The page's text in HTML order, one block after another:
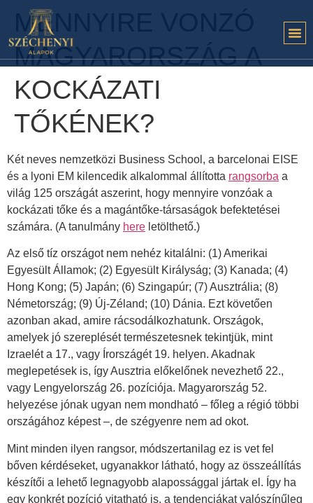
MENNYIRE VONZÓ
MAGYARORSZÁG A
KOCKÁZATI
TŐKÉNEK?
Két neves nemzetközi Business School, a barcelonai EISE
és a lyoni EM kilencedik alkalommal állította rangsorba a
világ 125 országát aszerint, hogy mennyire vonzóak a
kockázati tőke és a magántőke-társaságok befektetései
számára. (A tanulmány here letölthető.)
Az első tíz országot nem nehéz kitalálni: (1) Amerikai
Egyesült Államok; (2) Egyesült Királyság; (3) Kanada; (4)
Hong Kong; (5) Japán; (6) Szingapúr; (7) Ausztrália; (8)
Németország; (9) Új-Zéland; (10) Dánia. Ezt követően
azonban akad, amire rácsodálkozhatunk. Országok,
amelyek jó szereplését természetesnek tekintjük, mint
Izraelét a 17., vagy Írországét 19. helyen. Akadnak
meglepetések is, így Ausztria előkelőnek nevezhető 22.,
vagy Lengyelország 26. pozíciója. Magyarország 52.
helyezése jónak ugyan nem mondható – főleg a régió többi
országához képest –, de szégyenre nem ad okot.
Mint minden ilyen rangsor, módszertanilag ez is vet fel
bőven kérdéseket, ugyanakkor látható, hogy az összeállítás
készítői a lehető legnagyobb alapossággal jártak el. Így ha
egy konkrét pozíció vitatható is, a tendenciákat valószínűleg